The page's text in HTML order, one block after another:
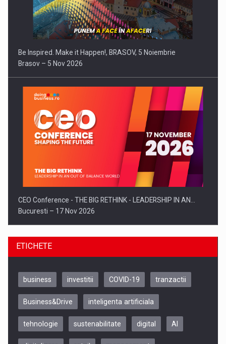
Be Inspired. Make it Happen!, BRASOV, 5 Noiembrie
Brasov – 5 Nov 2026
CEO Conference - THE BIG RETHINK - LEADERSHIP IN AN…
Bucuresti – 17 Nov 2026
ETICHETE
business investitii COVID-19 tranzactii
Business&Drive inteligenta artificiala
tehnologie sustenabilitate digital AI